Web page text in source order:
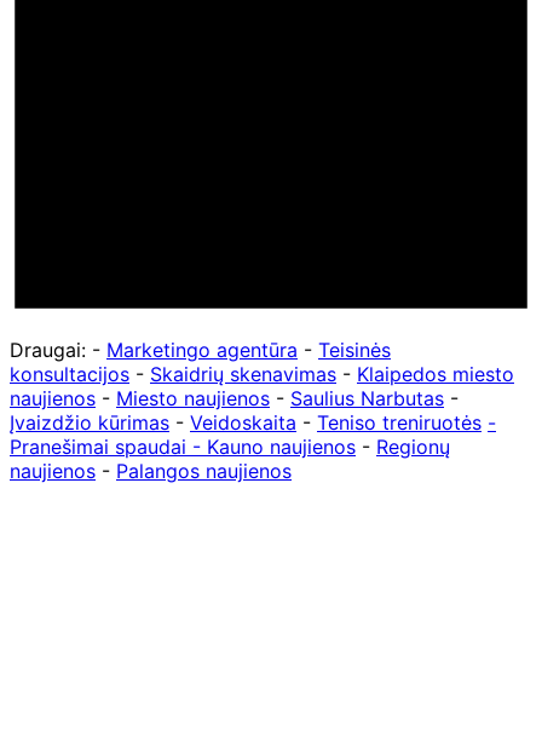
Draugai: - Marketingo agentūra - Teisinės
konsultacijos - Skaidrių skenavimas - Klaipedos miesto
naujienos - Miesto naujienos - Saulius Narbutas -
Įvaizdžio kūrimas - Veidoskaita - Teniso treniruotės -
Pranešimai spaudai - Kauno naujienos - Regionų
naujienos - Palangos naujienos